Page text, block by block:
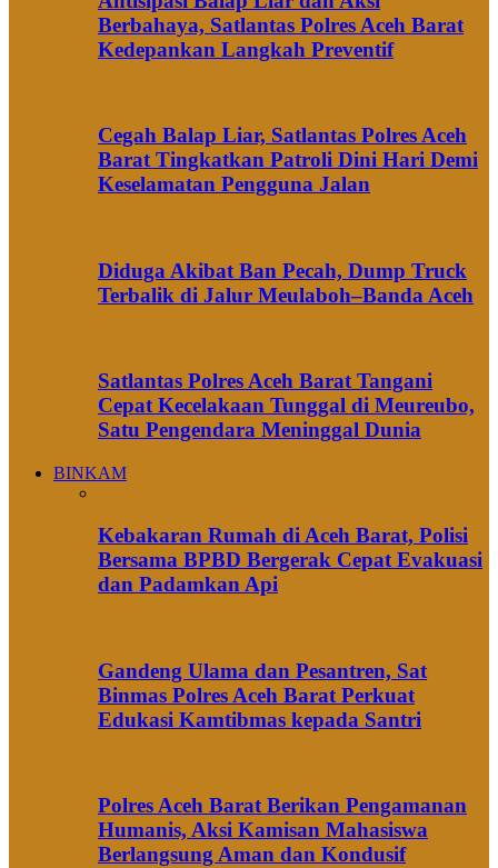
Berbahaya, Satlantas Polres Aceh Barat
Kedepankan Langkah Preventif
Cegah Balap Liar, Satlantas Polres Aceh
Barat Tingkatkan Patroli Dini Hari Demi
Keselamatan Pengguna Jalan
Diduga Akibat Ban Pecah, Dump Truck
Terbalik di Jalur Meulaboh–Banda Aceh
Satlantas Polres Aceh Barat Tangani
Cepat Kecelakaan Tunggal di Meureubo,
Satu Pengendara Meninggal Dunia
BINKAM
Kebakaran Rumah di Aceh Barat, Polisi
Bersama BPBD Bergerak Cepat Evakuasi
dan Padamkan Api
Gandeng Ulama dan Pesantren, Sat
Binmas Polres Aceh Barat Perkuat
Edukasi Kamtibmas kepada Santri
Polres Aceh Barat Berikan Pengamanan
Humanis, Aksi Kamisan Mahasiswa
Berlangsung Aman dan Kondusif